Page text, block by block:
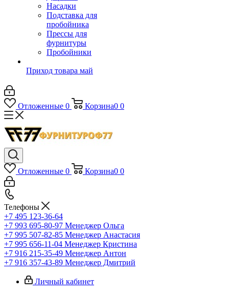
Насадки
Подставка для
пробойника
Прессы для
фурнитуры
Пробойники
Приход товара май
Отложенные 0 Корзина0 0
Отложенные 0 Корзина0 0
Телефоны
+7 495 123-36-64
+7 993 695-80-97 Менеджер Ольга
+7 995 507-82-85 Менеджер Анастасия
+7 995 656-11-04 Менеджер Кристина
+7 916 215-35-49 Менеджер Антон
+7 916 357-43-89 Менеджер Дмитрий
Личный кабинет